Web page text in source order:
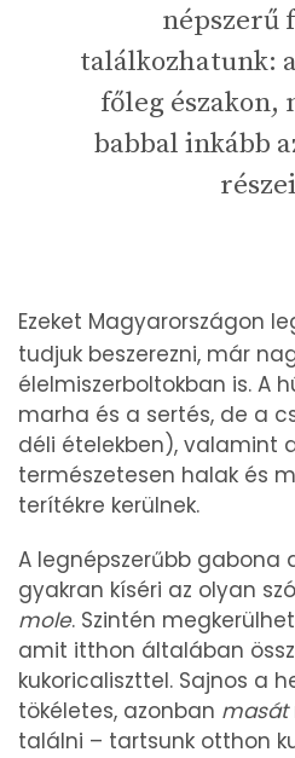
népszerű
találkozhatunk:
főleg északon,
babbal inkább
Ezeket Magyarországon
tudjuk beszerezni, már
élelmiszerboltokban is. A
marha és a sertés, de a
déli ételekben), valamint
természetesen halak és
terítékre kerülnek.
A legnépszerűbb gabona
gyakran kíséri az olyan
mole. Szintén
amit itthon általában
kukoricaliszttel. Sajnos a
tökéletes, azonban masát
találni – tartsunk otthon